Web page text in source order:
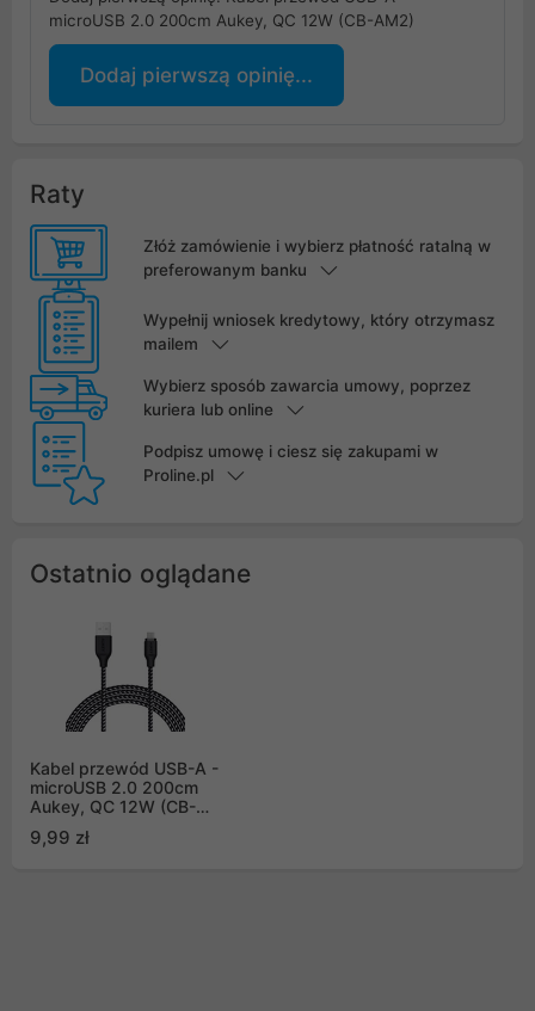
microUSB 2.0 200cm Aukey, QC 12W (CB-AM2)
Dodaj pierwszą opinię...
Raty
Złóż zamówienie i wybierz płatność ratalną w
preferowanym banku
Wypełnij wniosek kredytowy, który otrzymasz
mailem
Wybierz sposób zawarcia umowy, poprzez
kuriera lub online
Podpisz umowę i ciesz się zakupami w
Proline.pl
Ostatnio oglądane
Kabel przewód USB-A -
microUSB 2.0 200cm
Aukey, QC 12W (CB-
9,99 zł